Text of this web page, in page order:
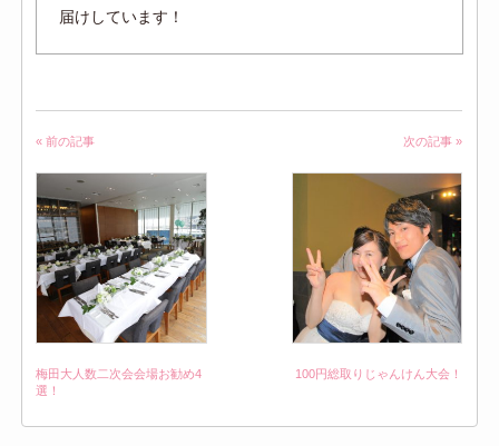
届けしています！
« 前の記事
梅田大人数二次会会場お勧め4
選！
次の記事 »
100円総取りじゃんけん大会！